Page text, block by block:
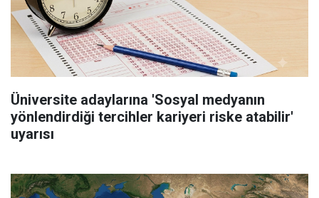
Üniversite adaylarına 'Sosyal medyanın
yönlendirdiği tercihler kariyeri riske atabilir'
uyarısı